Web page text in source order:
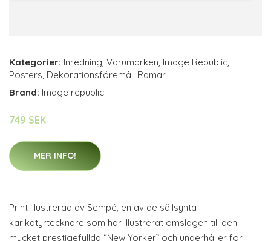
Kategorier: Inredning, Varumärken, Image Republic,
Posters, Dekorationsföremål, Ramar
Brand: Image republic
749 SEK
MER INFO!
Print illustrerad av Sempé, en av de sällsynta
karikatyrtecknare som har illustrerat omslagen till den
mycket prestigefyllda “New Yorker” och underhåller för